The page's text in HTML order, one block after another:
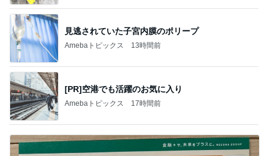
見逃されていた子宮内膜のポリープ
Amebaトピックス 13時間前
[PR]空港でも活躍のお気に入り
Amebaトピックス 17時間前